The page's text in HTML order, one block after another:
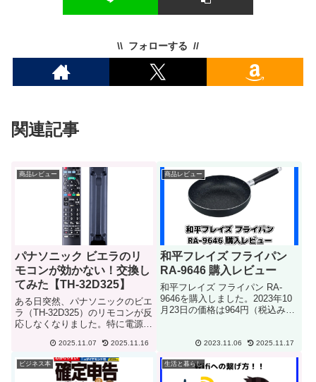
フォローする
関連記事
商品レビュー
パナソニック ビエラのリ
モコンが効かない！交換し
てみた【TH-32D325】
ある日突然、パナソニックのビエ
ラ（TH-32D325）のリモコンが反
応しなくなりました。特に電源ボ
とようやくテレビがON/OFFでき
るという不便さ……。リモコンが
反応しない原因と対処最初は電池
2025.11.07 2025.11.16
商品レビュー
和平フレイズ フライパン
RA-9646 購入レビュー
和平フレイズ フライパン RA-
9646を購入しました。2023年10
月23日の価格は964円（税込み）
油をひかなくてもホットケーキや
お好み焼きなど調理が出来まし
た。しかし最近は油...
2023.11.06 2025.11.17
ビジネス本 生活と暮らし